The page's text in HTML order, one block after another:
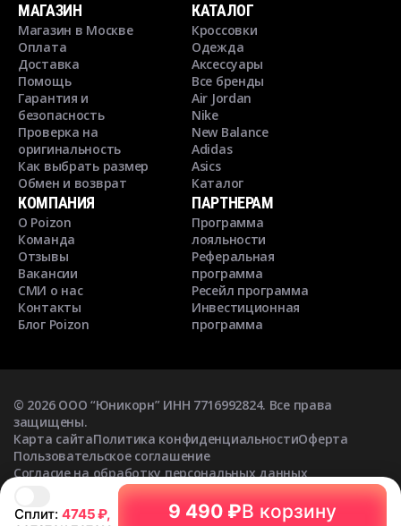
Сплит: 4745₽,
9 490 ₽В корзину
МАГАЗИН
Магазин в Москве
Оплата
Доставка
Помощь
Гарантия и
безопасность
Проверка на
оригинальность
Как выбрать размер
Обмен и возврат
КАТАЛОГ
Кроссовки
Одежда
Аксессуары
Все бренды
Air Jordan
Nike
New Balance
Adidas
Asics
Каталог
КОМПАНИЯ
О Poizon
Команда
Отзывы
Вакансии
СМИ о нас
Контакты
Блог Poizon
ПАРТНЕРАМ
Программа
лояльности
Реферальная
программа
Ресейл программа
Инвестиционная
программа
© 2026ООО “Юникорн” ИНН 7716992824. Все права
защищены.
Карта сайтаПолитика конфиденциальностиОферта
Пользовательское соглашение
Согласие на обработку персональных данных
Согласие на получение рекламных рассылок